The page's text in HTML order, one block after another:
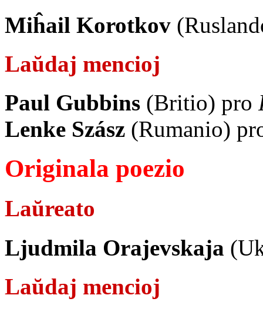
Miĥail Korotkov
Laŭdaj mencioj
Paul Gubbins (Britio) pro
Lenke Szász (Rumanio)
Originala poezio
Laŭreato
Ljudmila Orajevskaja
Laŭdaj mencioj